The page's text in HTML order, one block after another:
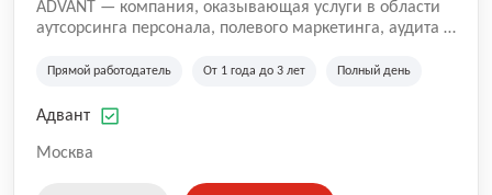
ADVANT — компания, оказывающая услуги в области
аутсорсинга персонала, полевого маркетинга, аудита и
региональных клиентов. Мы работаем на рынке с
Казахстана и Беларуси, сотрудничая с компаниями из
Прямой работодатель От 1 года до 3 лет Полный день
Адвант
Москва